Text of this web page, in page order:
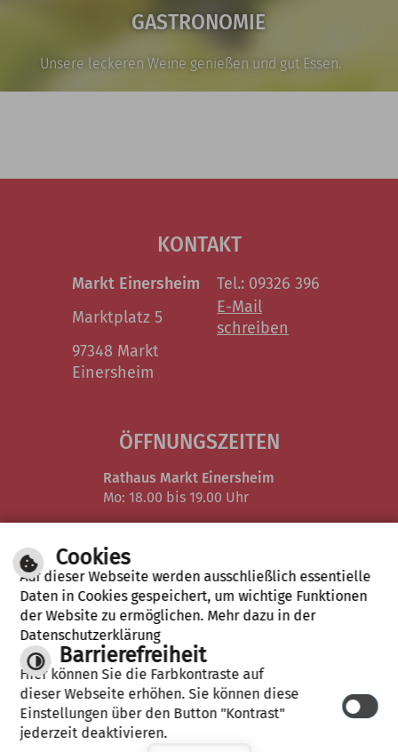
GASTRONOMIE
Unsere leckeren Weine genießen und gut Essen.
KONTAKT
Markt Einersheim
Tel.: 09326 396
Marktplatz 5
E-Mail
schreiben
97348 Markt
Einersheim
ÖFFNUNGSZEITEN
Rathaus Markt Einersheim
Mo: 18.00 bis 19.00 Uhr
Verwaltungsgemeinschaft in Iphofen
Mo, Di
und Do:
08.00 – 12.30 Uhr &
14.00 – 16.30 Uhr
Mi & Fr
08.00 – 12.30 Uhr
Das Einwohnermeldeamt ist zusätzlich
am Donnerstag bis 18.00 Uhr geöffnet.
Inhalt Impressum
Cookies
Auf dieser Webseite werden ausschließlich essentielle
Daten in Cookies gespeichert, um wichtige Funktionen
der Website zu ermöglichen. Mehr dazu in der
Datenschutzerklärung
Barrierefreiheit
Hier können Sie die Farbkontraste auf
dieser Webseite erhöhen. Sie können diese
Einstellungen über den Button "Kontrast"
jederzeit deaktivieren.